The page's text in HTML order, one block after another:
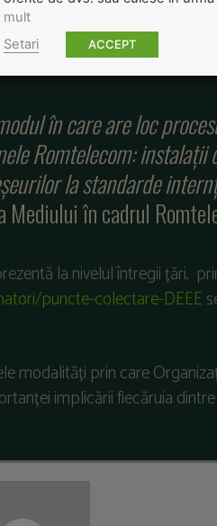
CURAT. ECOTIC preia
400 de producători afiliați
se debaraseze de aceste
în care are loc
Romtelecom:
la standarde
în cadrul
la nivelul întregii țări,
puncte-colectare-DEEE
modalități prin care
implicării fiecăruia
mult
Setari
ACCEPT